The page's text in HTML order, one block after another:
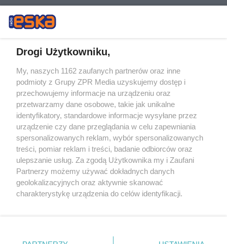
Żaden utwór zamieszczony w serwisie nie może być powielany i
rozpowszechniany lub dalej rozpowszechniany w jakikolwiek sposób (w
tym także elektroniczny lub mechaniczny) na jakimkolwiek polu
eksploatacji w jakiejkolwiek formie, włącznie z umieszczaniem w
Internecie bez pisemnej zgody właściciela praw. Jakiekolwiek użycie lub
wykorzystanie utworów w całości lub w części z naruszeniem prawa,
tzn. bez właściwej zgody, jest zabronione pod groźbą kary i może być
ścigane prawnie.
Drogi Użytkowniku,
My, naszych 1162 zaufanych partnerów oraz inne
podmioty z Grupy ZPR Media uzyskujemy dostęp i
przechowujemy informacje na urządzeniu oraz
przetwarzamy dane osobowe, takie jak unikalne
identyfikatory, standardowe informacje wysyłane przez
urządzenie czy dane przeglądania w celu zapewniania
spersonalizowanych reklam, wybór spersonalizowanych
treści, pomiar reklam i treści, badanie odbiorców oraz
ulepszanie usług. Za zgodą Użytkownika my i Zaufani
Partnerzy możemy używać dokładnych danych
geolokalizacyjnych oraz aktywnie skanować
charakterystykę urządzenia do celów identyfikacji.
zmienić/wycofać klikając przycisk ustawień prywatności